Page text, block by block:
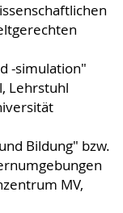
-simulation"
Lehrstuhl
Bildung" bzw.
MV,